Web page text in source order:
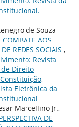
de Souza
AOS
REDES SOCIAIS ,
Revista
de Direito
Eletrônica da
Marcellino Jr.,
DE